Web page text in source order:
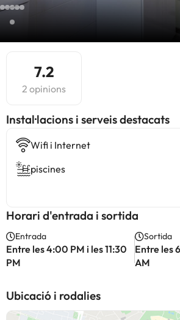
7.2
2 opinions
Instal·lacions i serveis destacats
Wifi i Internet
piscines
Horari d'entrada i sortida
Entrada
Entre les 4:00 PM i les 11:30
PM
Sortida
Entre les
AM
Ubicació i rodalies